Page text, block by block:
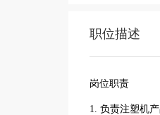
职位描述
岗位职责
1. 负责注塑机